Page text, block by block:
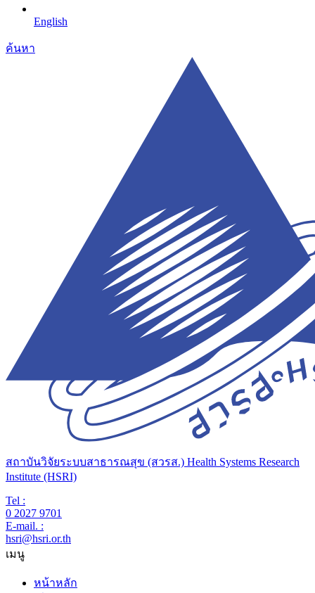
English
ค้นหา
สถาบันวิจัยระบบสาธารณสุข (สวรส.) Health Systems Research
Institute (HSRI)
Tel :
0 2027 9701
E-mail. :
hsri@hsri.or.th
เมนู
หน้าหลัก